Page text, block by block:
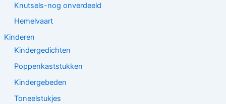
Knutsels-nog onverdeeld
Hemelvaart
Kinderen
Kindergedichten
Poppenkaststukken
Kindergebeden
Toneelstukjes